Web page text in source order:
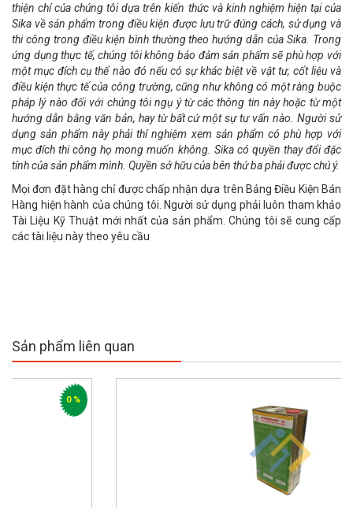
thiện chí của chúng tôi dựa trên kiến thức và kinh nghiệm hiện tại của
Sika về sản phẩm trong điều kiện được lưu trữ đúng cách, sử dụng và
thi công trong điều kiện bình thường theo hướng dẫn của Sika. Trong
ứng dụng thực tế, chúng tôi không bảo đảm sản phẩm sẽ phù hợp với
một mục đích cụ thể nào đó nếu có sự khác biệt về vật tư, cốt liệu và
điều kiện thực tế của công trường, cũng như không có một ràng buộc
pháp lý nào đối với chúng tôi ngụ ý từ các thông tin này hoặc từ một
hướng dẫn bằng văn bản, hay từ bất cứ một sự tư vấn nào. Người sử
dụng sản phẩm này phải thí nghiệm xem sản phẩm có phù hợp với
mục đích thi công họ mong muốn không. Sika có quyền thay đổi đặc
tính của sản phẩm mình. Quyền sở hữu của bên thứ ba phải được chú ý.
Mọi đơn đặt hàng chỉ được chấp nhận dựa trên Bảng Điều Kiện Bán
Hàng hiện hành của chúng tôi. Người sử dụng phải luôn tham khảo
Tài Liệu Kỹ Thuật mới nhất của sản phẩm. Chúng tôi sẽ cung cấp
các tài liệu này theo yêu cầu
Sản phẩm liên quan